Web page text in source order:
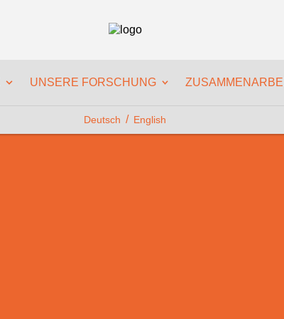
UNSERE FORSCHUNG
Deutsch English